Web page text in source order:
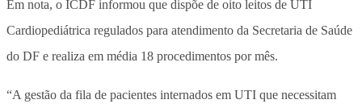
Em nota, o ICDF informou que dispõe de oito leitos de UTI
Cardiopediátrica regulados para atendimento da Secretaria de Saúde
do DF e realiza em média 18 procedimentos por mês.
“A gestão da fila de pacientes internados em UTI que necessitam